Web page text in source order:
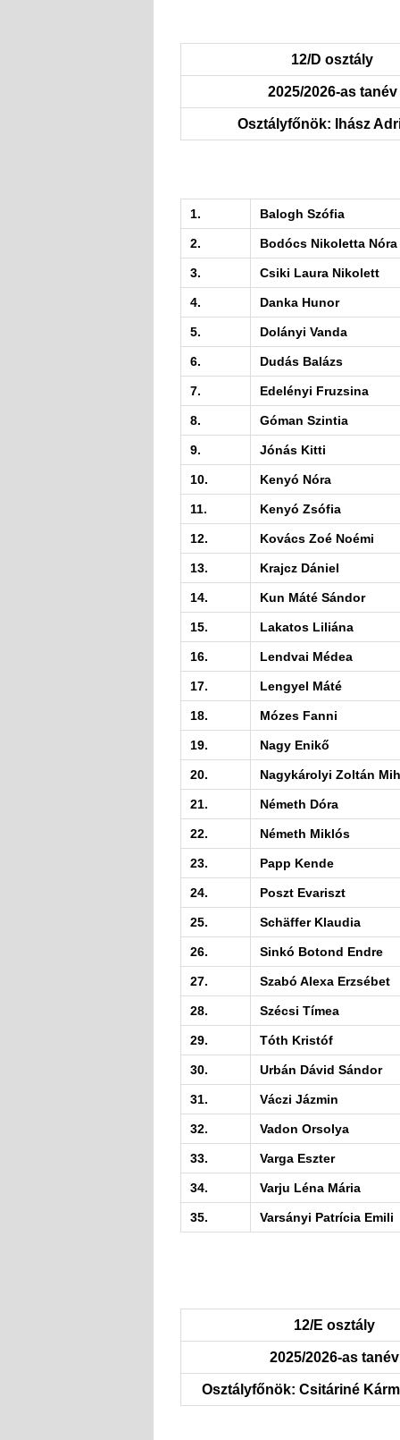
12/D osztály
2025/2026-as tanév
Osztályfőnök: Ihász
1. Balogh Szófia
2. Bodócs Nikoletta Nóra
3. Csiki Laura Nikolett
4. Danka Hunor
5. Dolányi Vanda
6. Dudás Balázs
7. Edelényi Fruzsina
8. Góman Szintia
9. Jónás Kitti
10. Kenyó Nóra
11. Kenyó Zsófia
12. Kovács Zoé Noémi
13. Krajcz Dániel
14. Kun Máté Sándor
15. Lakatos Liliána
16. Lendvai Médea
17. Lengyel Máté
18. Mózes Fanni
19. Nagy Enikő
20. Nagykárolyi Zoltán
21. Németh Dóra
22. Németh Miklós
23. Papp Kende
24. Poszt Evariszt
25. Schäffer Klaudia
26. Sinkó Botond Endre
27. Szabó Alexa Erzsébet
28. Szécsi Tímea
29. Tóth Kristóf
30. Urbán Dávid Sándor
31. Váczi Jázmin
32. Vadon Orsolya
33. Varga Eszter
34. Varju Léna Mária
35. Varsányi Patrícia Emili
12/E osztály
2025/2026-as tanév
Osztályfőnök: Csitáriné